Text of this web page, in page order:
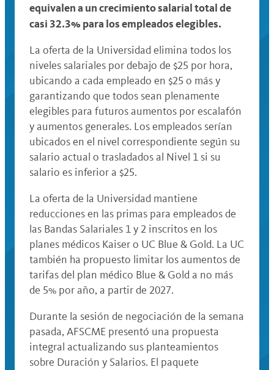
equivalen a un crecimiento salarial total de
casi 32.3% para los empleados elegibles.
La oferta de la Universidad elimina todos los
niveles salariales por debajo de $25 por hora,
ubicando a cada empleado en $25 o más y
garantizando que todos sean plenamente
elegibles para futuros aumentos por escalafón
y aumentos generales. Los empleados serían
ubicados en el nivel correspondiente según su
salario actual o trasladados al Nivel 1 si su
salario es inferior a $25.
La oferta de la Universidad mantiene
reducciones en las primas para empleados de
las Bandas Salariales 1 y 2 inscritos en los
planes médicos Kaiser o UC Blue & Gold. La UC
también ha propuesto limitar los aumentos de
tarifas del plan médico Blue & Gold a no más
de 5% por año, a partir de 2027.
Durante la sesión de negociación de la semana
pasada, AFSCME presentó una propuesta
integral actualizando sus planteamientos
sobre Duración y Salarios. El paquete